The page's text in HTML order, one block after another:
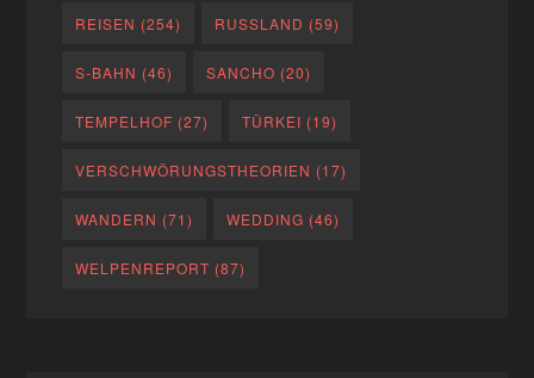
REISEN (254) RUSSLAND (59)
S-BAHN (46) SANCHO (20)
TEMPELHOF (27) TÜRKEI (19)
VERSCHWÖRUNGSTHEORIEN (17)
WANDERN (71) WEDDING (46)
WELPENREPORT (87)